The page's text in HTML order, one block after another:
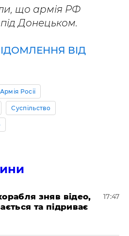
що армія РФ
під Донецьком.
ВІД
Армія Росії
Суспільство
зняв відео,
та підриває
17:47